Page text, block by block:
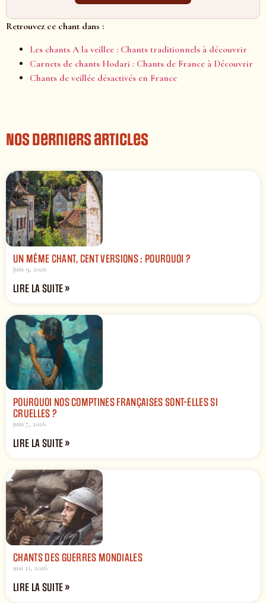
Retrouvez ce chant dans :
Les chants A la veillee : Chants traditionnels à découvrir
Carnets de chants Hodari : Chants de France à Découvrir
Chants de veillée désactivés en France
Nos derniers articles
UN MÊME CHANT, CENT VERSIONS : POURQUOI ?
juin 9, 2026
LIRE LA SUITE »
POURQUOI NOS COMPTINES FRANÇAISES SONT-ELLES SI
CRUELLES ?
juin 7, 2026
LIRE LA SUITE »
CHANTS DES GUERRES MONDIALES
mai 21, 2026
LIRE LA SUITE »